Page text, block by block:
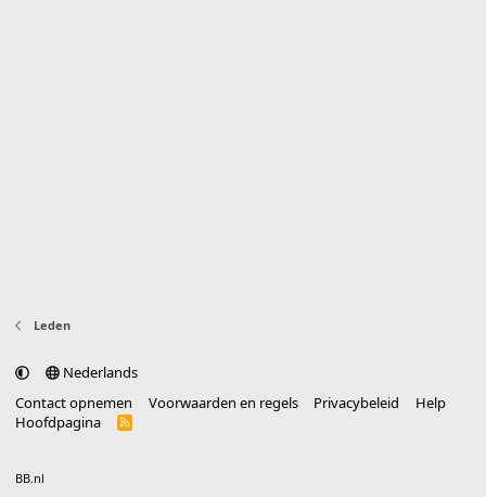
Leden
Nederlands
Contact opnemen
Voorwaarden en regels Privacybeleid
Help
Hoofdpagina
R
BB.nl